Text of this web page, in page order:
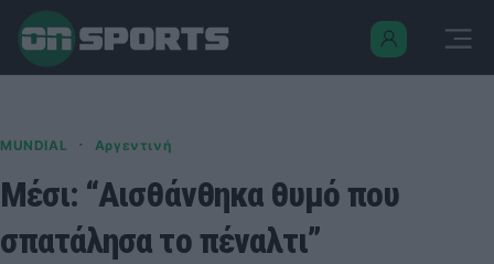
MUNDIAL · Αργεντινή
Μέσι: “Αισθάνθηκα θυμό που
σπατάλησα το πέναλτι”